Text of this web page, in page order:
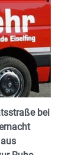
bei